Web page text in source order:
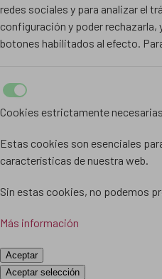
redes sociales y para analizar el
configuración y poder
botones habilitados al efecto.
Cookies estrictamente necesarias
Estas cookies son esenciales
características de nuestra web.
Sin estas cookies, no podemos
Más información
Aceptar
Aceptar selección